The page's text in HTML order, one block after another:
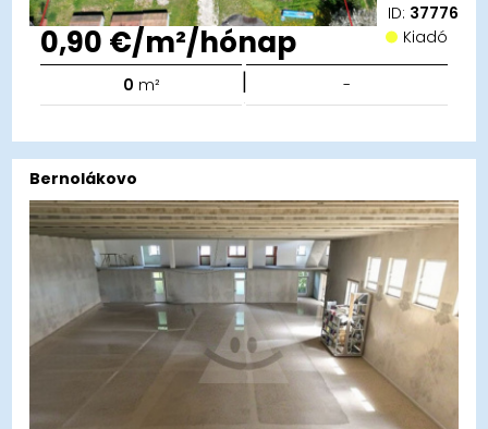
ID: 37776
0,90 €/m²/hónap Kiadó
0 m² | -
Bernolákovo